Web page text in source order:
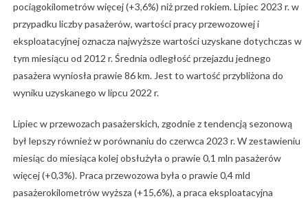
pociągokilometrów więcej (+3,6%) niż przed rokiem. Lipiec 2023 r. w
przypadku liczby pasażerów, wartości pracy przewozowej i
eksploatacyjnej oznacza najwyższe wartości uzyskane dotychczas w
tym miesiącu od 2012 r. Średnia odległość przejazdu jednego
pasażera wyniosła prawie 86 km. Jest to wartość przybliżona do
wyniku uzyskanego w lipcu 2022 r.
Lipiec w przewozach pasażerskich, zgodnie z tendencją sezonową
był lepszy również w porównaniu do czerwca 2023 r. W zestawieniu
miesiąc do miesiąca kolej obsłużyła o prawie 0,1 mln pasażerów
więcej (+0,3%). Praca przewozowa była o prawie 0,4 mld
pasażerokilometrów wyższa (+15,6%), a praca eksploatacyjna